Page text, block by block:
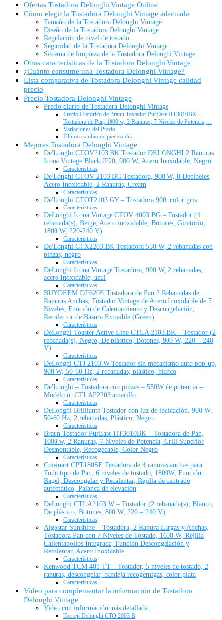
Ofertas Tostadora Delonghi Vintage Online
Cómo elegir la Tostadora Delonghi Vintage adecuada
Tamaño de la Tostadora Delonghi Vintage
Diseño de la Tostadora Delonghi Vintage
Regulación de nivel de tostado
Seguridad de la Tostadora Delonghi Vintage
Sistema de limpieza de la Tostadora Delonghi Vintage
Otras características de la Tostadora Delonghi Vintage
¿Cuánto consume una Tostadora Delonghi Vintage?
Lista comparativa de Tostadora Delonghi Vintage calidad
precio
Precio Tostadora Delonghi Vintage
Precio diario de Tostadora Delonghi Vintage
Precio Histórico de Braun Tostador PurEase HT3010BK –
Tostadora de Pan, 1000 w, 2 Ranuras, 7 Niveles de Potencia,…
Variaciones del Precio
Último cambio de precios día
Mejores Tostadora Delonghi Vintage
De'Longhi CTOV2103.BK Tostador DELONGHI 2 Ranuras
Icona Vintage Black JP20, 900 W, Acero Inoxidable, Negro
Características
De'Longhi CTOV 2103.BG Tostadora, 900 W, 0 Decibeles,
Acero Inoxidable, 2 Ranuras, Cream
Características
De'Longhi CTOT2103.GY – Tostadora 900, color gris
Características
DeLonghi Icona Vintage CTOV 4003.BG – Tostador (4
rebanada(s), Beige, Acero inoxidable, Botones, Giratorio,
1800 W, 220-240 V)
Características
De'Longhi CTX2203.BK Tostadora 550 W, 2 rebanadas con
pinzas, negro
Características
DeLonghi Icona Vintage Tostadora, 900 W, 2 rebanadas,
acero Inoxidable, azul
Características
BUYDEEM DT620E Tostadora de Pan 2 Rebanadas de
Ranuras Anchas, Tostador Vintage de Acero Inoxidable de 7
Niveles, Función de Calentamiento y Descongelación,
Recolector de Basura Extraíble (Green)
Características
DeLonghi Toaster Active Line CTLA 2103.BK – Tostador (2
rebanada(s), Negro, De plástico, Botones, 900 W, 220 – 240
V)
Características
DeLonghi CTJ 2103.W Tostador sin mecanismo auto pop-up,
900 W, 50-60 Hz, 2 rebanadas, plástico, blanco
Características
De'Longhi – Tostadora con pinzas – 550W de potencia –
Modelo n. CTLAP2203 amarillo
Características
DeLonghi Brilliante Tostador con luz de indicación, 900 W,
50-60 Hz, 2 rebanadas, Plástico, Negro
Características
Braun Tostador PurEase HT3010BK – Tostadora de Pan,
1000 w, 2 Ranuras, 7 Niveles de Potencia, Grill Superior
Desmontable, Recogecable, Color Negro
Características
Cuisinart CPT180SE Tostadora de 4 ranuras anchas para
Todo tipo de Pan, 6 niveles de tostado, 1800W, Función
Bagel, Descongelar y Recalentar, Rejilla de centrado
automático, Palanca de elevación
Características
DeLonghi CTLA2103.W – Tostador (2 rebanada(s), Blanco,
De plástico, Botones, 800 W, 220 – 240 V)
Características
Aigostar Sunshine – Tostadora, 2 Ranura Largas y Anchas,
Tostadora Pan con 7 Niveles de Tostado, 1600 W, Rejilla
Calientabollos Integrada, Función Descongelación y
Recalentar, Acero Inoxidable
Características
Kenwood TCM 401 TT – Tostador, 5 niveles de tostado, 2
ranuras, descongelar, bandeja recogemigas, color plata
Características
Video para complementar la información de Tostadora
Delonghi Vintage
Video con información más detallada
Тостер Delonghi CTO 2003 B